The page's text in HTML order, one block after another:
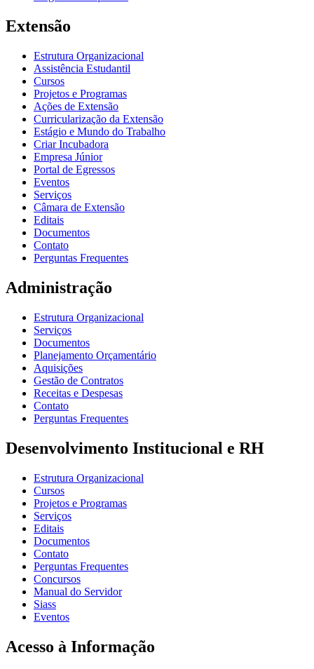
Extensão
Estrutura Organizacional
Assistência Estudantil
Cursos
Projetos e Programas
Ações de Extensão
Curricularização da Extensão
Estágio e Mundo do Trabalho
Criar Incubadora
Empresa Júnior
Portal de Egressos
Eventos
Serviços
Câmara de Extensão
Editais
Documentos
Contato
Perguntas Frequentes
Administração
Estrutura Organizacional
Serviços
Documentos
Planejamento Orçamentário
Aquisições
Gestão de Contratos
Receitas e Despesas
Contato
Perguntas Frequentes
Desenvolvimento Institucional e RH
Estrutura Organizacional
Cursos
Projetos e Programas
Serviços
Editais
Documentos
Contato
Perguntas Frequentes
Concursos
Manual do Servidor
Siass
Eventos
Acesso à Informação